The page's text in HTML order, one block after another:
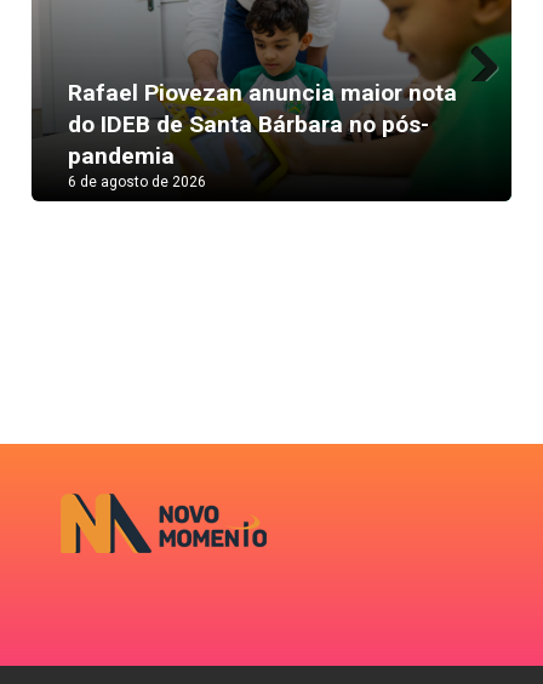
Rafael Piovezan anuncia maior nota
do IDEB de Santa Bárbara no pós-
pandemia
6 de agosto de 2026